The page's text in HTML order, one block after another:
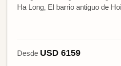
Ha Long, El barrio antiguo de
Desde USD 6159